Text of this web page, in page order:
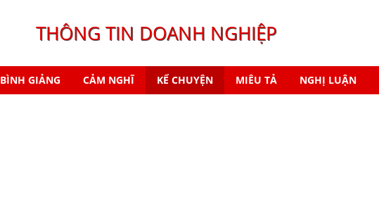
THÔNG TIN DOANH NGHIỆP
BÌNH GIẢNG CẢM NGHĨ KỂ CHUYỆN MIÊU TẢ NGHỊ LUẬN